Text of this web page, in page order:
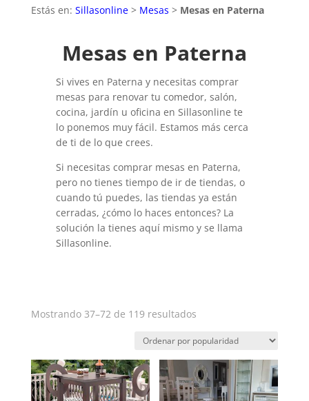
Estás en: Sillasonline> Mesas > Mesas en Paterna
Mesas en Paterna
Si vives en Paterna y necesitas comprar
mesas para renovar tu comedor, salón,
cocina, jardín u oficina en Sillasonline te
lo ponemos muy fácil. Estamos más cerca
de ti de lo que crees.
Si necesitas comprar mesas en Paterna,
pero no tienes tiempo de ir de tiendas, o
cuando tú puedes, las tiendas ya están
cerradas, ¿cómo lo haces entonces? La
solución la tienes aquí mismo y se llama
Sillasonline.
Mostrando 37–72 de 119 resultadosOrdenado
popularidad